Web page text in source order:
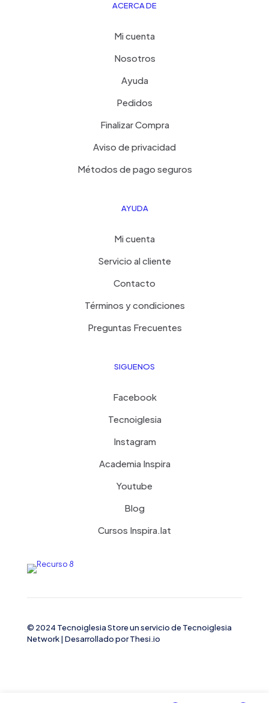
ACERCA DE
Mi cuenta
Nosotros
Ayuda
Pedidos
Finalizar Compra
Aviso de privacidad
Métodos de pago seguros
AYUDA
Mi cuenta
Servicio al cliente
Contacto
Términos y condiciones
Preguntas Frecuentes
SIGUENOS
Facebook
Tecnoiglesia
Instagram
Academia Inspira
Youtube
Blog
Cursos Inspira.lat
© 2024 Tecnoiglesia Store un servicio deTecnoiglesia
Network| Desarrollado porThesi.io